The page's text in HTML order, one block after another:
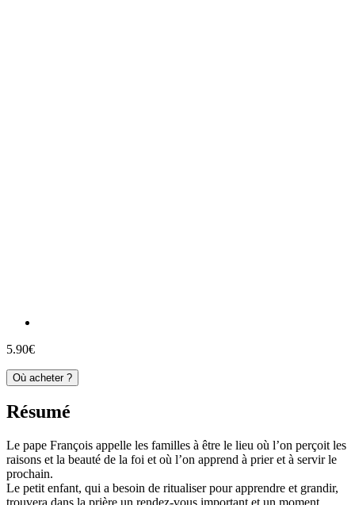
5.90€
Où acheter ?
Résumé
Le pape François appelle les familles à être le lieu où l’on perçoit les
raisons et la beauté de la foi et où l’on apprend à prier et à servir le
prochain.
Le petit enfant, qui a besoin de ritualiser pour apprendre et grandir,